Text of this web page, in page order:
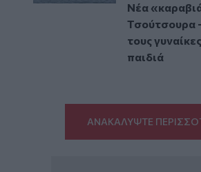
Νέα
Τσούτσουρα
τους
παιδιά
ΑΝΑΚΑΛΥΨΤΕ